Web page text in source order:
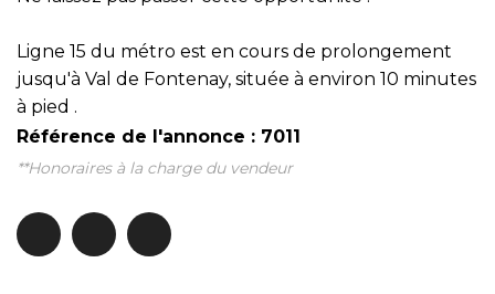
Ligne 15 du métro est en cours de prolongement
jusqu'à Val de Fontenay, située à environ 10 minutes
à pied .
Référence de l'annonce : 7011
**Honoraires à la charge du vendeur